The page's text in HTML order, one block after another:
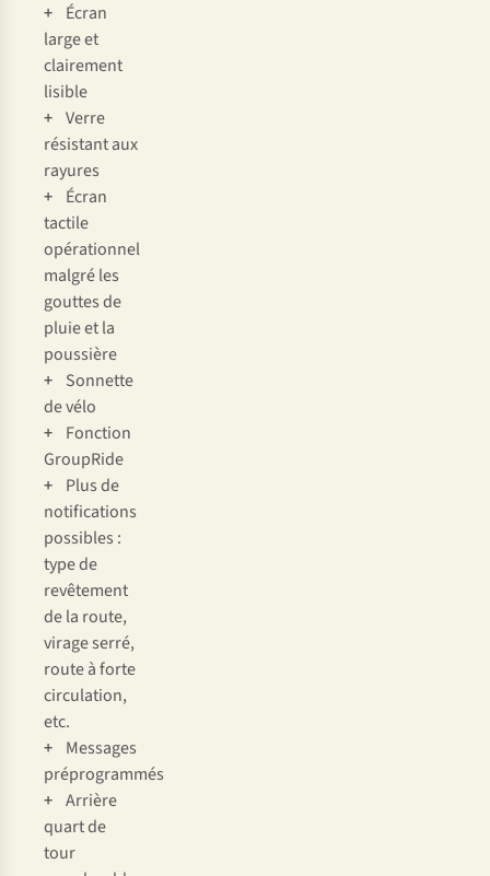
+ Écran
large et
clairement
lisible
+ Verre
résistant aux
rayures
+ Écran
tactile
opérationnel
malgré les
gouttes de
pluie et la
poussière
+ Sonnette
de vélo
+ Fonction
GroupRide
+ Plus de
notifications
possibles :
type de
revêtement
de la route,
virage serré,
route à forte
circulation,
etc.
+ Messages
préprogrammés
+ Arrière
quart de
tour